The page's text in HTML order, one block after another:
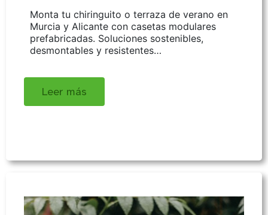
Monta tu chiringuito o terraza de verano en
Murcia y Alicante con casetas modulares
prefabricadas. Soluciones sostenibles,
desmontables y resistentes…
Leer más